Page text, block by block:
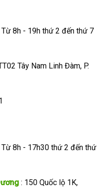
Từ 8h - 19h thứ 2 đến thứ 7
Tây Nam Linh Đàm, P.
Từ 8h - 17h30 thứ 2 đến thứ
: 150 Quốc lộ 1K,